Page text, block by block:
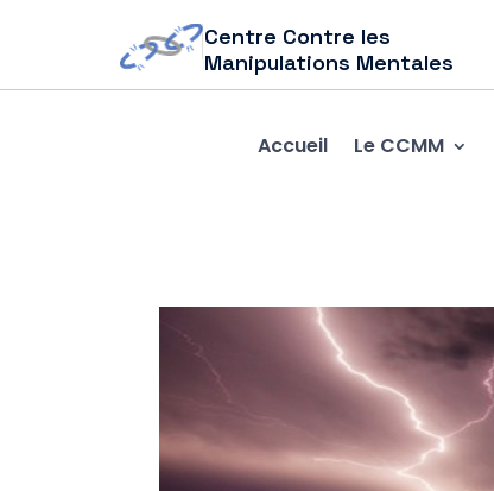
Centre Contre les
Manipulations Mentales
Accueil Le CCMM